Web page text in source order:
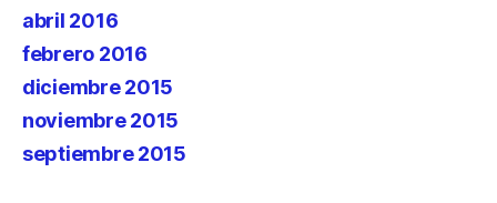
abril 2016
febrero 2016
diciembre 2015
noviembre 2015
septiembre 2015